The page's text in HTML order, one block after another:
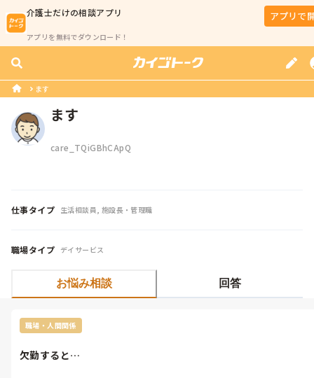
介護士だけの相談アプリ
アプリを無料でダウンロード！
アプリで
ます
ます
care_TQiGBhCApQ
仕事タイプ 生活相談員, 施設長・管理職
職場タイプ デイサービス
お悩み相談 回答
職場・人間関係
欠勤すると…